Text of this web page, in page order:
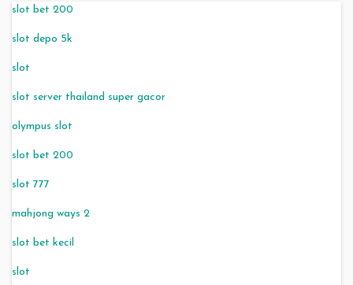
slot bet 200
slot depo 5k
slot
slot server thailand super gacor
olympus slot
slot bet 200
slot 777
mahjong ways 2
slot bet kecil
slot